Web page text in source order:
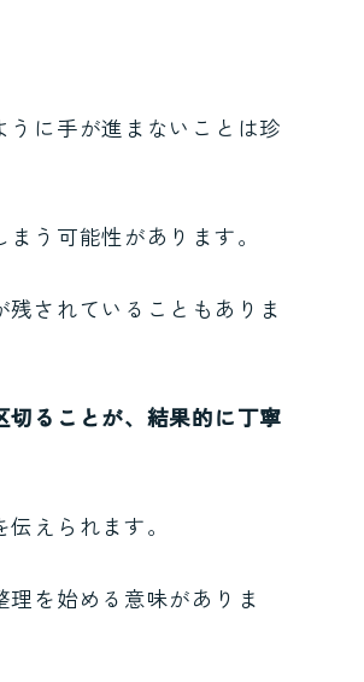
に手が進まないことは珍
う可能性があります。
されていることもありま
ることが、結果的に丁寧
えられます。
を始める意味がありま